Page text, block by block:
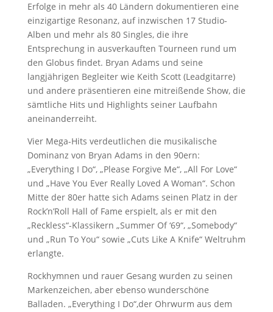
Erfolge in mehr als 40 Ländern dokumentieren eine
einzigartige Resonanz, auf inzwischen 17 Studio-
Alben und mehr als 80 Singles, die ihre
Entsprechung in ausverkauften Tourneen rund um
den Globus findet. Bryan Adams und seine
langjährigen Begleiter wie Keith Scott (Leadgitarre)
und andere präsentieren eine mitreißende Show, die
sämtliche Hits und Highlights seiner Laufbahn
aneinanderreiht.
Vier Mega-Hits verdeutlichen die musikalische
Dominanz von Bryan Adams in den 90ern:
„Everything I Do“, „Please Forgive Me“, „All For Love“
und „Have You Ever Really Loved A Woman“. Schon
Mitte der 80er hatte sich Adams seinen Platz in der
Rock’n’Roll Hall of Fame erspielt, als er mit den
„Reckless“-Klassikern „Summer Of ‘69“, „Somebody“
und „Run To You“ sowie „Cuts Like A Knife“ Weltruhm
erlangte.
Rockhymnen und rauer Gesang wurden zu seinen
Markenzeichen, aber ebenso wunderschöne
Balladen. „Everything I Do“,der Ohrwurm aus dem